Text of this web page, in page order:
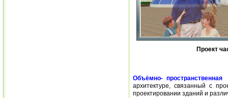
Проект
Объёмно- пространственная
архитектуре, связанный с
проектировании зданий и